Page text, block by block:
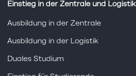
Einstieg in der Zentrale und Logistik
Ausbildung in der Zentrale
Ausbildung in der Logistik
Duales Studium